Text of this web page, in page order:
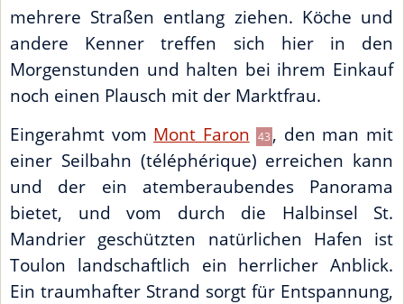
mehrere Straßen entlang ziehen. Köche und
andere Kenner treffen sich hier in den
Morgenstunden und halten bei ihrem Einkauf
noch einen Plausch mit der Marktfrau.
Eingerahmt vom Mont Faron 43 , den man mit
einer Seilbahn (téléphérique) erreichen kann
und der ein atemberaubendes Panorama
bietet, und vom durch die Halbinsel St.
Mandrier geschützten natürlichen Hafen ist
Toulon landschaftlich ein herrlicher Anblick.
Ein traumhafter Strand sorgt für Entspannung,